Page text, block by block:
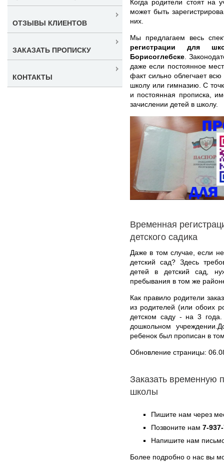
Когда родители стоят на
может быть
них.
Мы предлагаем весь
регистрации для
Борисоглебске .
даже если постоянное
факт сильно облегчает
школу или гимназию. С
и постоянная прописка,
зачислении детей в школу.
Временная
детского садика
Даже в том случае, если
детский сад? Здесь
детей в детский сад,
пребывания в том же
Как правило родители
из родителей (или обоих
детском саду - на 3
дошкольном
ребенок был прописан в
Обновление страницы:
Заказать временную
школы
Пишите нам через
Позвоните нам 7-
Напишите нам
Более подробно о нас вы
ОТЗЫВЫ КЛИЕНТОВ
ЗАКАЗАТЬ ПРОПИСКУ
КОНТАКТЫ